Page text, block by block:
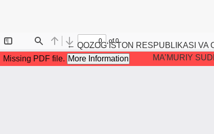
←Maqola tafsilotlariga qaytish
QOZOG‘ISTON RESPUBLIKASI VA
MA’MURIY